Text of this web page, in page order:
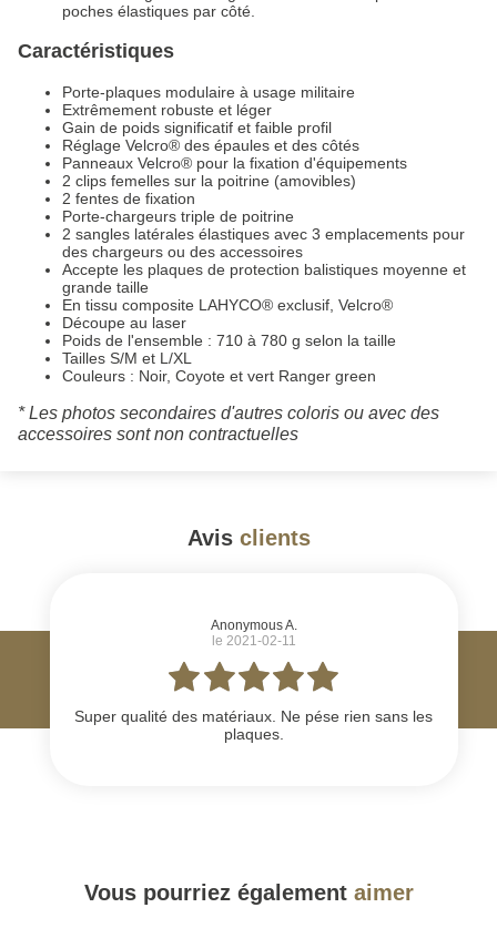
poches élastiques par côté.
Caractéristiques
Porte-plaques modulaire à usage militaire
Extrêmement robuste et léger
Gain de poids significatif et faible profil
Réglage Velcro® des épaules et des côtés
Panneaux Velcro® pour la fixation d'équipements
2 clips femelles sur la poitrine (amovibles)
2 fentes de fixation
Porte-chargeurs triple de poitrine
2 sangles latérales élastiques avec 3 emplacements pour
des chargeurs ou des accessoires
Accepte les plaques de protection balistiques moyenne et
grande taille
En tissu composite LAHYCO® exclusif, Velcro®
Découpe au laser
Poids de l'ensemble : 710 à 780 g selon la taille
Tailles S/M et L/XL
Couleurs : Noir, Coyote et vert Ranger green
* Les photos secondaires d'autres coloris ou avec des
accessoires sont non contractuelles
Avis clients
Anonymous A.
le 2021-02-11
Super qualité des matériaux. Ne pése rien sans les
plaques.
Vous pourriez également aimer